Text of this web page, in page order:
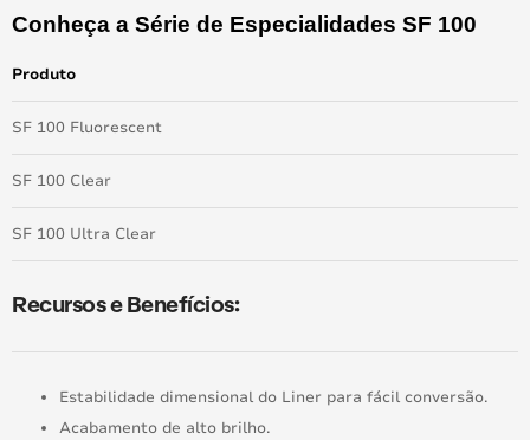
Conheça a Série de Especialidades SF 100
Produto
SF 100 Fluorescent
SF 100 Clear
SF 100 Ultra Clear
Recursos e Benefícios:
Estabilidade dimensional do Liner para fácil conversão.
Acabamento de alto brilho.